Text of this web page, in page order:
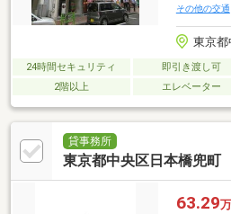
その他の交通
東京都
24時間セキュリティ 即引き渡し可
2階以上
エレベーター
貸事務所
東京都中央区日本橋兜町
63.29